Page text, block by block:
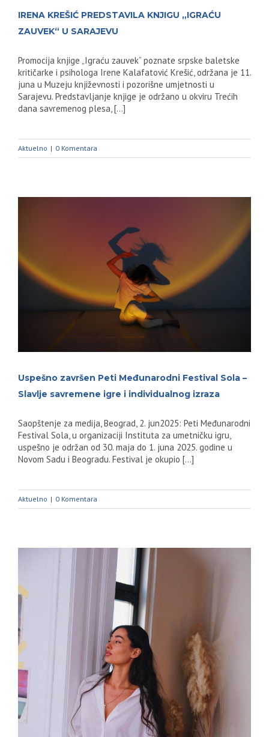
IRENA KREŠIĆ PREDSTAVILA KNJIGU „IGRAĆU
ZAUVEK“ U SARAJEVU
Promocija knjige „Igraću zauvek“ poznate srpske baletske
kritičarke i psihologa Irene Kalafatović Krešić, održana je 11.
juna u Muzeju književnosti i pozorišne umjetnosti u
Sarajevu. Predstavljanje knjige je održano u okviru Trećih
dana savremenog plesa, [...]
Aktuelno | 0 Komentara
Uspešno završen Peti Međunarodni Festival Sola –
Slavlje savremene igre i individualnog izraza
Saopštenje za medija, Beograd, 2. jun2025: Peti Međunarodni
Festival Sola, u organizaciji Instituta za umetničku igru,
uspešno je održan od 30. maja do 1. juna 2025. godine u
Novom Sadu i Beogradu. Festival je okupio [...]
Aktuelno | 0 Komentara